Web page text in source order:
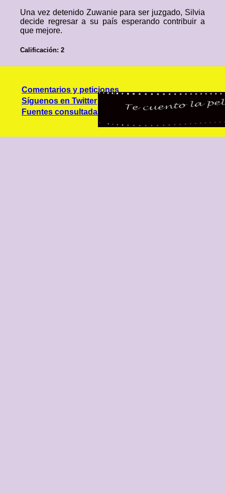
Una vez detenido Zuwanie para ser juzgado, Silvia
decide regresar a su país esperando contribuir a
que mejore.
Calificación: 2
Comentarios y peticiones
Síguenos en Twitter
Fuentes consultadas